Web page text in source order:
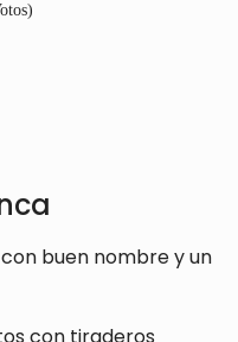
buen nombre y un